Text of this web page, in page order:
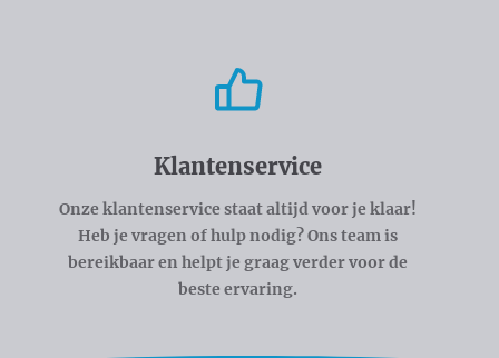
Klantenservice
Onze klantenservice staat altijd voor je klaar!
Heb je vragen of hulp nodig? Ons team is
bereikbaar en helpt je graag verder voor de
beste ervaring.